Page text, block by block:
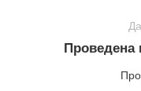
Проведена